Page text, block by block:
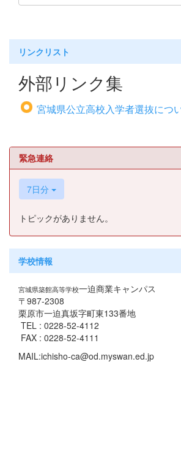
リンクリスト
外部リンク集
宮城県公立高校入学者選抜につ
緊急連絡
7日分
トピックがありません。
学校情報
宮城県築館高等学校一迫商業キャンパス
〒987-2308
栗原市一迫真坂字町東133番地
TEL : 0228-52-4112
FAX : 0228-52-4111
MAIL:ichisho-ca@od.myswan.ed.jp